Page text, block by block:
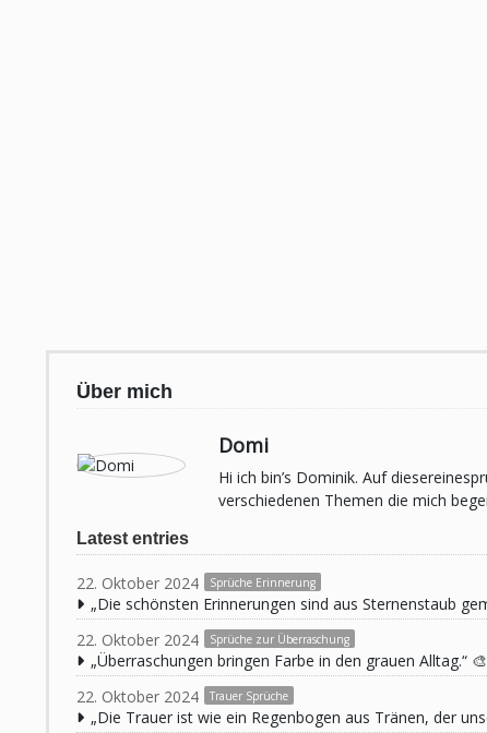
Über mich
Domi
Hi ich bin’s Dominik. Auf
verschiedenen Themen die mich
Latest entries
22. Oktober 2024 Sprüche Erinnerung
„Die schönsten Erinnerungen sind aus Sternenstaub
22. Oktober 2024
Sprüche zur Überraschung
„Überraschungen bringen Farbe in den grauen Alltag.“
22. Oktober 2024
Trauer Sprüche
„Die Trauer ist wie ein Regenbogen aus Tränen, der